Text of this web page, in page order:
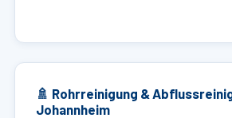
🚿 Rohrreinigung &
Johannheim